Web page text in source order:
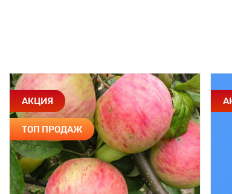
АКЦИЯ
ТОП ПРОДАЖ